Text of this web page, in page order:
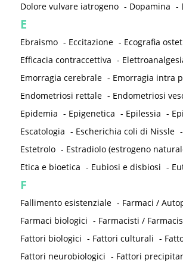
Dolore vulvare iatrogeno - Dopamina -
E
Ebraismo - Eccitazione - Ecografia
Efficacia contraccettiva -
Emorragia cerebrale - Emorragia intra
Endometriosi rettale - Endometriosi
Epidemia - Epigenetica - Epilessia -
Escatologia - Escherichia coli di Nissle -
Estetrolo - Estradiolo (estrogeno
Etica e bioetica - Eubiosi e disbiosi -
F
Fallimento esistenziale - Farmaci /
Farmaci biologici - Farmacisti /
Fattori biologici - Fattori culturali -
Fattori neurobiologici - Fattori